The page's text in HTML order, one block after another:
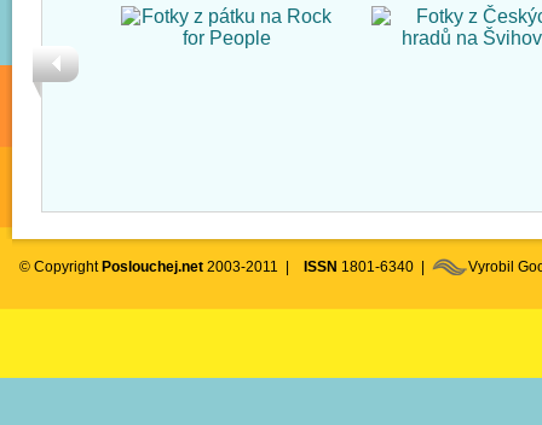
© Copyright Poslouchej.net 2003-2011 | ISSN 1801-6340 | Vyrobil